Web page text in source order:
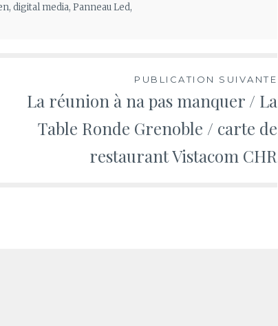
, digital media, Panneau Led,
PUBLICATION SUIVANTE
La réunion à na pas manquer / La
Table Ronde Grenoble / carte de
restaurant Vistacom CHR